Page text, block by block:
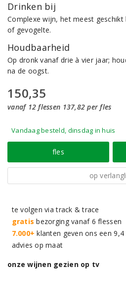
Drinken bij
Complexe wijn, het meest
of gevogelte.
Houdbaarheid
Op dronk vanaf drie à vier jaar;
na de oogst.
150,35
vanaf 12 flessen 137,82 per fles
Vandaag besteld, dinsdag in huis
fles
op
te volgen via track & trace
gratis bezorging vanaf 6 flessen
7.000+ klanten geven ons een 9,4
advies op maat
onze wijnen gezien op tv